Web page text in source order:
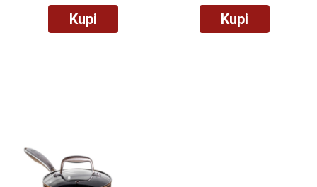
Kupi Kupi